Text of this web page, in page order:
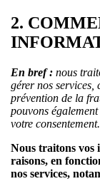
2.
En bref : nous
gérer nos
prévention de la
pouvons
votre consentement.
Nous traitons vos
raisons, en
nos services,